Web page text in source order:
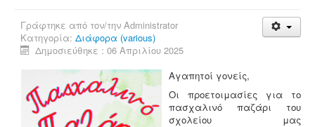
Γράφτηκε από τον/την Administrator
Κατηγορία: Διάφορα (various)
Δημοσιεύθηκε : 06 Απριλίου 2025
Αγαπητοί γονείς,
Οι προετοιμασίες για το
πασχαλινό παζάρι του
σχολείου μας